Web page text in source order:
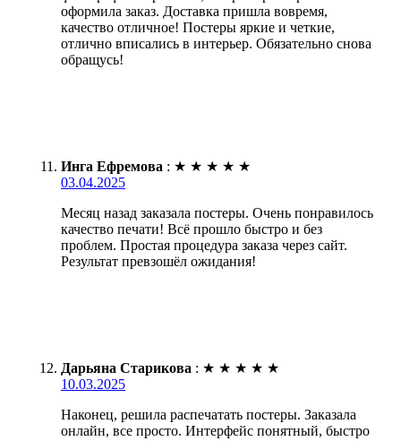
оформила заказ. Доставка пришла вовремя,
качество отличное! Постеры яркие и четкие,
отлично вписались в интерьер. Обязательно снова
обращусь!
Инга Ефремова : ★ ★ ★ ★ ★
03.04.2025
Месяц назад заказала постеры. Очень понравилось
качество печати! Всё прошло быстро и без
проблем. Простая процедура заказа через сайт.
Результат превзошёл ожидания!
Дарьяна Старикова : ★ ★ ★ ★ ★
10.03.2025
Наконец, решила распечатать постеры. Заказала
онлайн, все просто. Интерфейс понятный, быстро